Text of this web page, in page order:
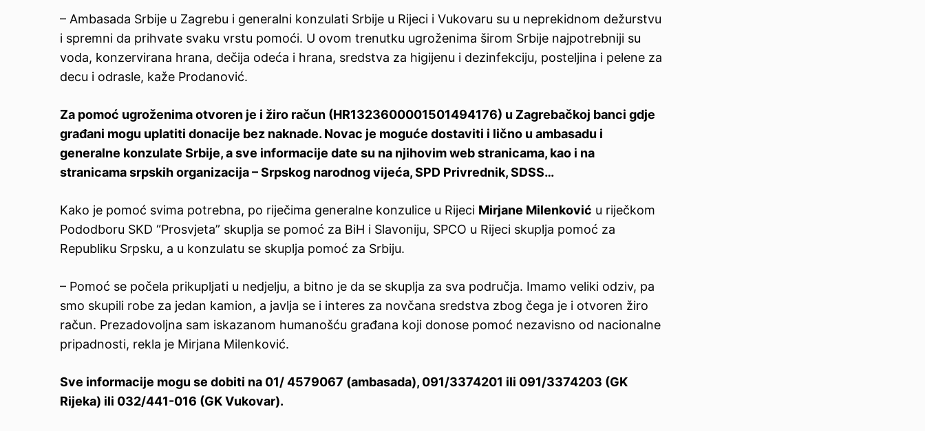
– Ambasada Srbije u Zagrebu i generalni konzulati Srbije u Rijeci i Vukovaru su u neprekidnom dežurstvu
i spremni da prihvate svaku vrstu pomoći. U ovom trenutku ugroženima širom Srbije najpotrebniji su
voda, konzervirana hrana, dečija odeća i hrana, sredstva za higijenu i dezinfekciju, posteljina i pelene za
decu i odrasle, kaže Prodanović.
Za pomoć ugroženima otvoren je i žiro račun (HR1323600001501494176) u Zagrebačkoj banci gdje
građani mogu uplatiti donacije bez naknade. Novac je moguće dostaviti i lično u ambasadu i
generalne konzulate Srbije, a sve informacije date su na njihovim web stranicama, kao i na
stranicama srpskih organizacija – Srpskog narodnog vijeća, SPD Privrednik, SDSS…
Kako je pomoć svima potrebna, po riječima generalne konzulice u Rijeci Mirjane Milenković u riječkom
Pododboru SKD “Prosvjeta” skuplja se pomoć za BiH i Slavoniju, SPCO u Rijeci skuplja pomoć za
Republiku Srpsku, a u konzulatu se skuplja pomoć za Srbiju.
– Pomoć se počela prikupljati u nedjelju, a bitno je da se skuplja za sva područja. Imamo veliki odziv, pa
smo skupili robe za jedan kamion, a javlja se i interes za novčana sredstva zbog čega je i otvoren žiro
račun. Prezadovoljna sam iskazanom humanošću građana koji donose pomoć nezavisno od nacionalne
pripadnosti, rekla je Mirjana Milenković.
Sve informacije mogu se dobiti na 01/ 4579067 (ambasada), 091/3374201 ili 091/3374203 (GK
Rijeka) ili 032/441-016 (GK Vukovar).